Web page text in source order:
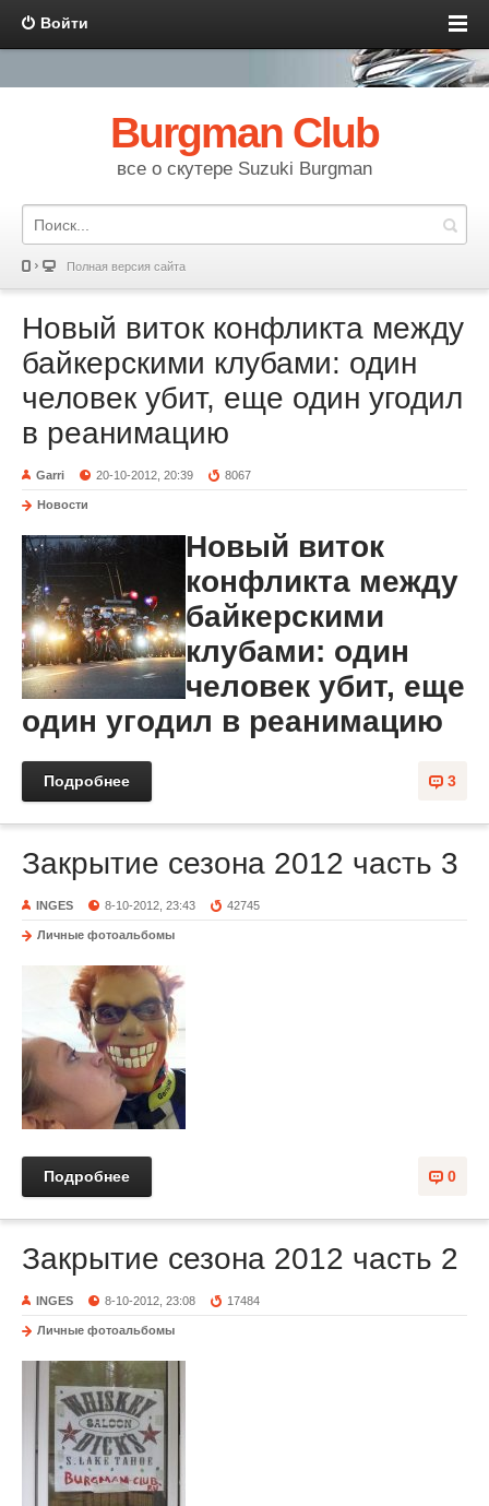
Войти
Burgman Club
все о скутере Suzuki Burgman
Полная версия сайта
Новый виток конфликта между
байкерскими клубами: один
человек убит, еще один угодил
в реанимацию
Garri 20-10-2012, 20:39 8067
Новости
Новый виток
конфликта между
байкерскими
клубами: один
человек убит, еще
один угодил в реанимацию
3
Подробнее
Закрытие сезона 2012 часть 3
INGES 8-10-2012, 23:43 42745
Личные фотоальбомы
0
Подробнее
Закрытие сезона 2012 часть 2
INGES 8-10-2012, 23:08 17484
Личные фотоальбомы